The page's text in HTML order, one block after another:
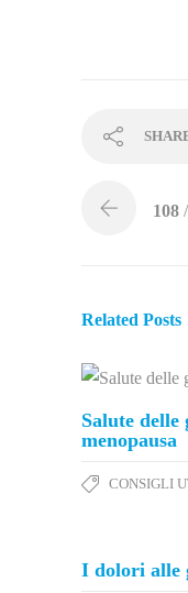
108
Related Posts
Salute delle
menopausa
CONSIGLI
I dolori alle